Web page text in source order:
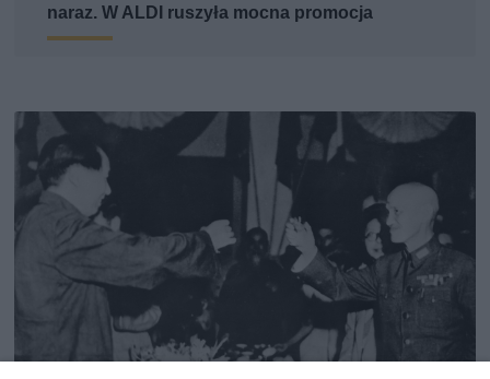
naraz. W ALDI ruszyła mocna promocja